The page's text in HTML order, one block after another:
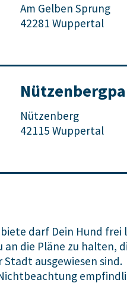
Am Gelben Sprung
42281 Wuppertal
Nützenberg
42115 Wuppertal
darf Dein Hund frei
an die Pläne zu halten,
ausgewiesen sind.